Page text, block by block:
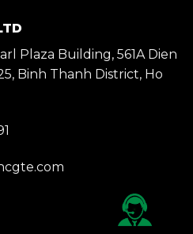
Plaza Building, 561A Dien
Binh Thanh District, Ho